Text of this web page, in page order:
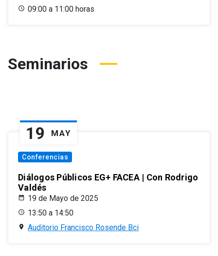
09:00 a 11:00 horas
Seminarios
19 MAY
Conferencias
Diálogos Públicos EG+ FACEA | Con Rodrigo
Valdés
19 de Mayo de 2025
13:50 a 14:50
Auditorio Francisco Rosende Bci